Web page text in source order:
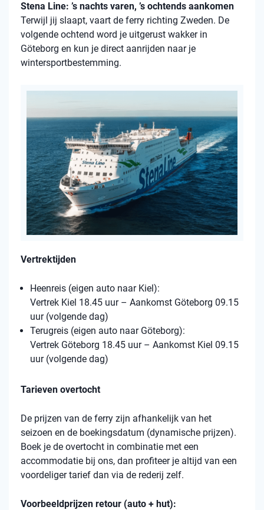
Stena Line: ’s nachts varen, ’s ochtends aankomen
Terwijl jij slaapt, vaart de ferry richting Zweden. De
volgende ochtend word je uitgerust wakker in
Göteborg en kun je direct aanrijden naar je
wintersportbestemming.
Vertrektijden
Heenreis (eigen auto naar Kiel):
Vertrek Kiel 18.45 uur – Aankomst Göteborg 09.15
uur (volgende dag)
Terugreis (eigen auto naar Göteborg):
Vertrek Göteborg 18.45 uur – Aankomst Kiel 09.15
uur (volgende dag)
Tarieven overtocht
De prijzen van de ferry zijn afhankelijk van het
seizoen en de boekingsdatum (dynamische prijzen).
Boek je de overtocht in combinatie met een
accommodatie bij ons, dan profiteer je altijd van een
voordeliger tarief dan via de rederij zelf.
Voorbeeldprijzen retour (auto + hut):